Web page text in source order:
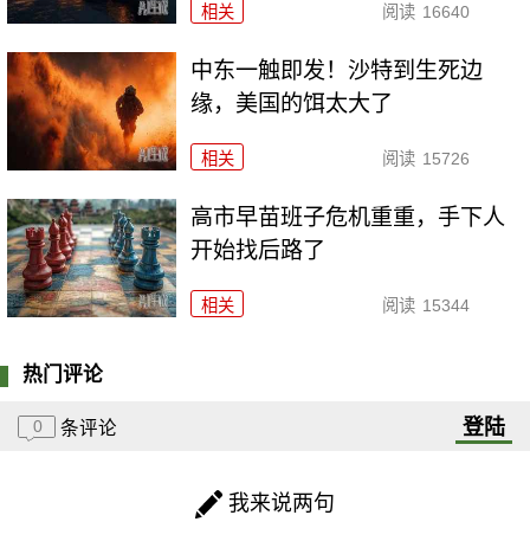
相关 阅读 16640
中东一触即发！沙特到生死边
缘，美国的饵太大了
相关 阅读 15726
高市早苗班子危机重重，手下人
开始找后路了
相关 阅读 15344
热门评论
0 条评论 登陆
我来说两句